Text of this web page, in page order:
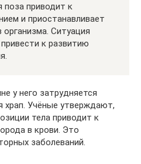
поза приводит к
и приостанавливает
Ситуация
к развитию
у него затрудняется
храп. Учёные утверждают,
тела приводит к
в крови. Это
заболеваний.